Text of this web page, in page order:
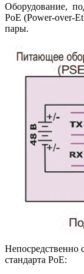
Оборудование,
PoE (Power-over-
пары.
Непосредственно
стандарта PoE: